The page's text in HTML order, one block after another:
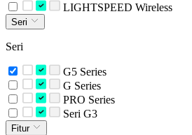
LIGHTSPEED Wireless
Seri
Seri
G5 Series
G Series
PRO Series
Seri G3
Fitur